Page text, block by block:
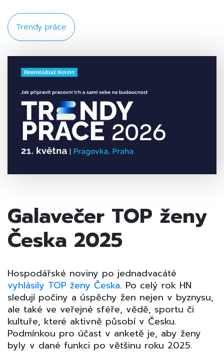
Trendy práce
Galavečer TOP ženy
Česka 2025
Hospodářské noviny po jednadvacáté
vyhlásily TOP ženy Česka. Po celý rok HN
sledují počiny a úspěchy žen nejen v byznysu,
ale také ve veřejné sféře, vědě, sportu či
kultuře, které aktivně působí v Česku.
Podmínkou pro účast v anketě je, aby ženy
byly v dané funkci po většinu roku 2025.